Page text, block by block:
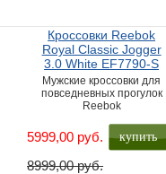
Кроссовки Reebok
Royal Classic Jogger
3.0 White EF7790-S
Мужские кроссовки для
повседневных прогулок
Reebok
5999,00 руб.
8999,00 руб.
купить